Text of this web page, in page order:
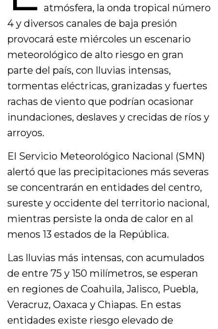
atmósfera, la onda tropical número
4 y diversos canales de baja presión
provocará este miércoles un escenario
meteorológico de alto riesgo en gran
parte del país, con lluvias intensas,
tormentas eléctricas, granizadas y fuertes
rachas de viento que podrían ocasionar
inundaciones, deslaves y crecidas de ríos y
arroyos.
El Servicio Meteorológico Nacional (SMN)
alertó que las precipitaciones más severas
se concentrarán en entidades del centro,
sureste y occidente del territorio nacional,
mientras persiste la onda de calor en al
menos 13 estados de la República.
Las lluvias más intensas, con acumulados
de entre 75 y 150 milímetros, se esperan
en regiones de Coahuila, Jalisco, Puebla,
Veracruz, Oaxaca y Chiapas. En estas
entidades existe riesgo elevado de